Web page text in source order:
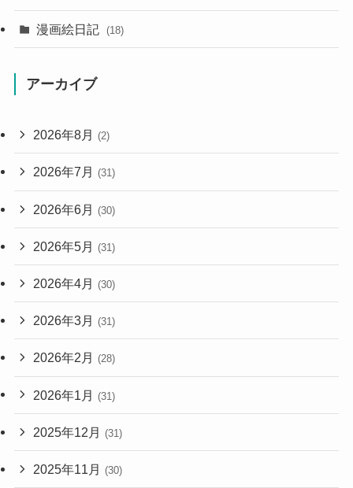
漫画絵日記 (18)
アーカイブ
2026年8月 (2)
2026年7月 (31)
2026年6月 (30)
2026年5月 (31)
2026年4月 (30)
2026年3月 (31)
2026年2月 (28)
2026年1月 (31)
2025年12月 (31)
2025年11月 (30)